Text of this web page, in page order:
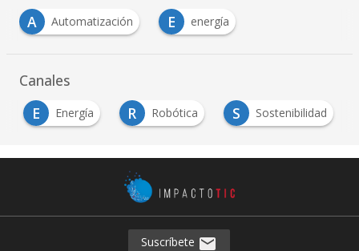
A
Automatización E energía
Canales
E
Energía R Robótica S Sostenibilidad
Suscríbete